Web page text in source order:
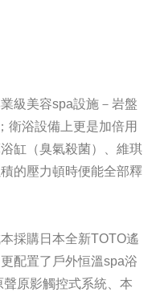
級美容spa設施－岩盤
衛浴設備上更是加倍用
缸（臭氣殺菌）、維琪
的壓力頓時便能全部釋
採購日本全新TOTO遙
配置了戶外恒溫spa浴
原影觸控式系統、本